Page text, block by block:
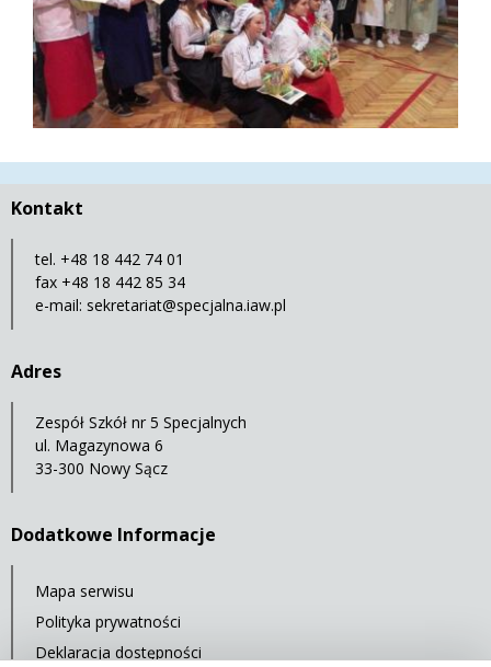
Kontakt
tel. +48 18 442 74 01
fax +48 18 442 85 34
e-mail: sekretariat@specjalna.iaw.pl
Adres
Zespół Szkół nr 5 Specjalnych
ul. Magazynowa 6
33-300 Nowy Sącz
Dodatkowe Informacje
Mapa serwisu
Polityka prywatności
Deklaracja dostępności